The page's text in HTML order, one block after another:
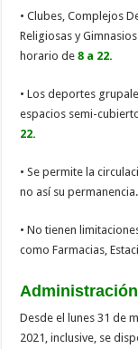
• Clubes, Complejos
Religiosas y
horario de8 a 22.
• Los deportes
espacios semi-
22.
• Se permite la
no así su permanencia.
• No tienen
como Farmacias,
Desde el lunes 31 de
2021, inclusive, se